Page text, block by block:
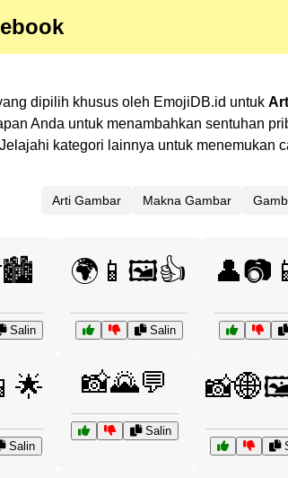
dipilih khusus oleh EmojiDB.id untuk
Anda untuk menambahkan sentuhan
kategori lainnya untuk menemukan
Arti Gambar Makna Gambar
Salin
🌍📱🖼️👍
Salin
Salin
📸🌄💬
Salin